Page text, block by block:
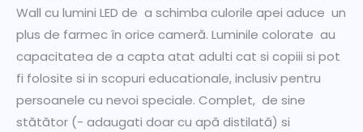
Wall cu lumini LED de a schimba culorile apei aduce un
plus de farmec în orice cameră. Luminile colorate au
capacitatea de a capta atat adulti cat si copiii si pot
fi folosite si in scopuri educationale, inclusiv pentru
persoanele cu nevoi speciale. Complet, de sine
stătător (- adaugati doar cu apă distilată) si